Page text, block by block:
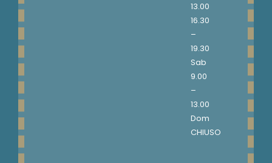
13.00
16.30
–
19.30
Sab
9.00
–
13.00
Dom
CHIUSO